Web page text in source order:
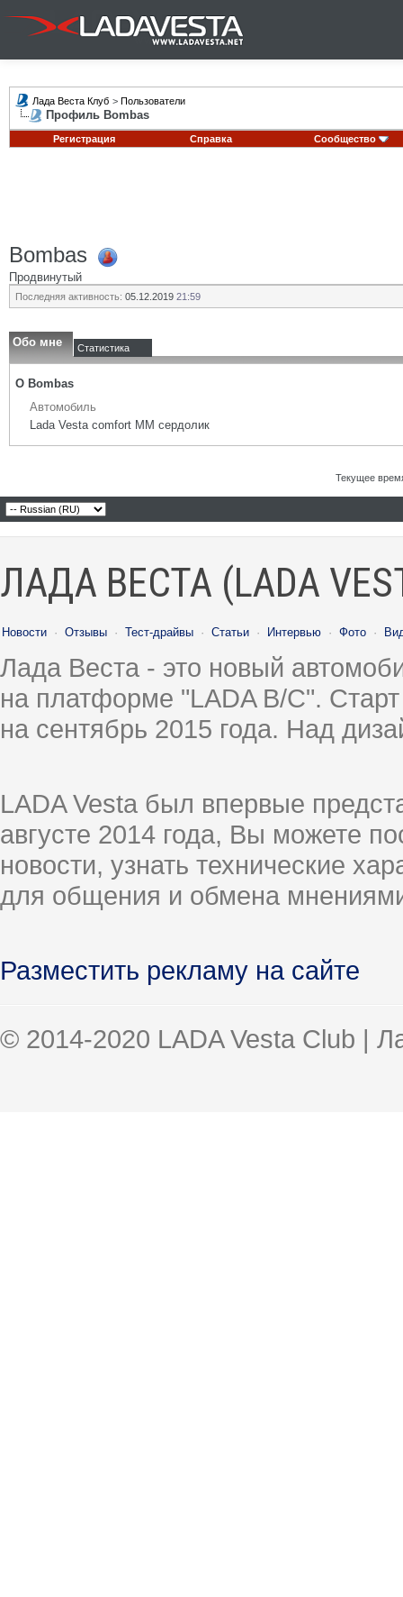
Лада Веста Клуб > Пользователи
Профиль Bombas
Регистрация Справка Сообщество
Bombas
Продвинутый
Последняя активность: 05.12.2019 21:59
Обо мне Статистика
О Bombas
Автомобиль
Lada Vesta comfort MM сердолик
Текущее
ЛАДА ВЕСТА (LADA
Новости · Отзывы · Тест-драйвы · Статьи · Интервью · Фото ·
Лада Веста - это новый
на платформе "LADA B/C".
на сентябрь 2015 года. Над
LADA Vesta был впервые
августе 2014 года, Вы можете
новости, узнать технические
для общения и обмена
Разместить рекламу на сайте
© 2014-2020 LADA Vesta Club |